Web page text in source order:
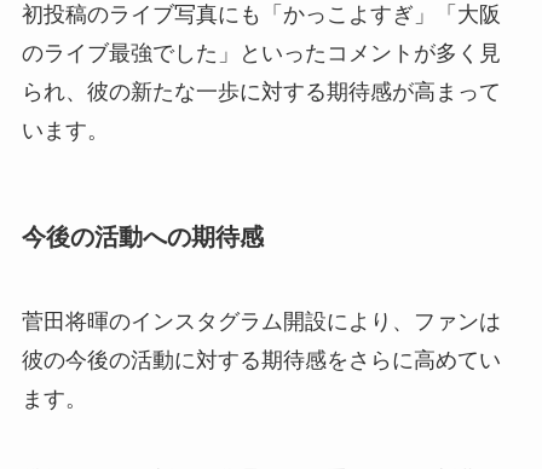
初投稿のライブ写真にも「かっこよすぎ」「大阪
のライブ最強でした」といったコメントが多く見
られ、彼の新たな一歩に対する期待感が高まって
います。
今後の活動への期待感
菅田将暉のインスタグラム開設により、ファンは
彼の今後の活動に対する期待感をさらに高めてい
ます。